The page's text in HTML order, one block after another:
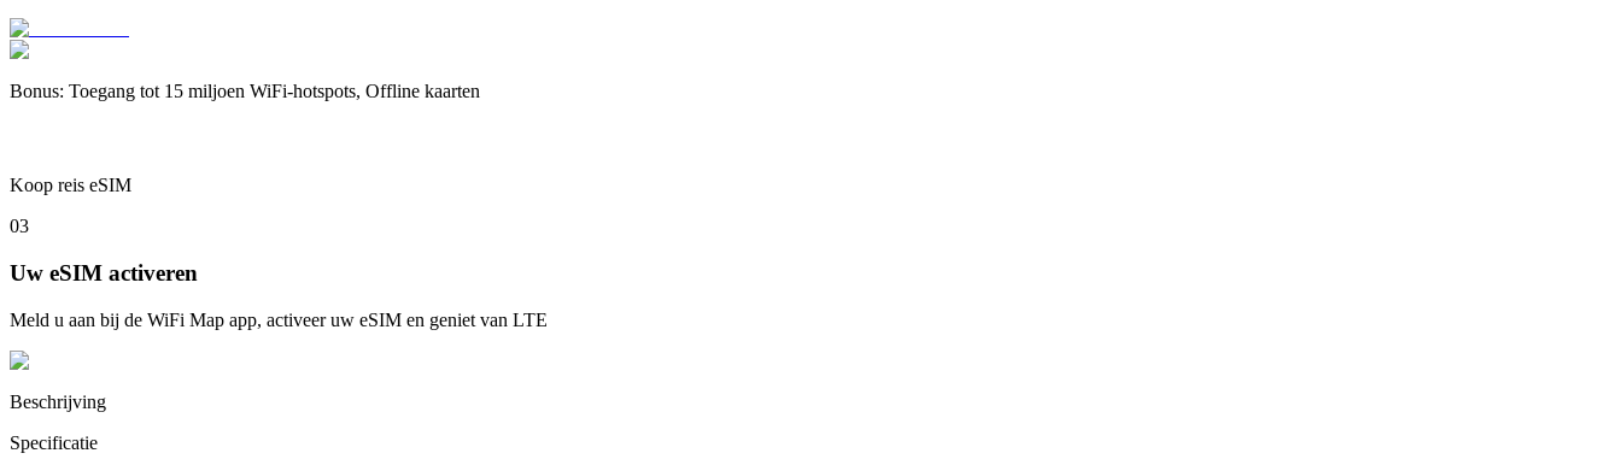
Bonus: Toegang tot 15 miljoen WiFi-hotspots, Offline kaarten
Koop reis eSIM
03
Uw eSIM activeren
Meld u aan bij de WiFi Map app, activeer uw eSIM en geniet van LTE
Beschrijving
Specificatie